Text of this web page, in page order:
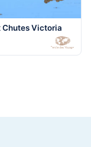
Chutes Victoria